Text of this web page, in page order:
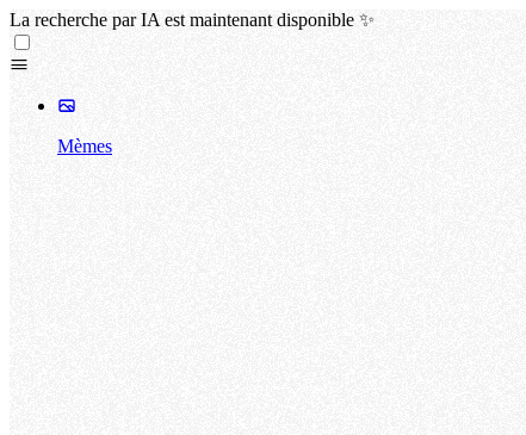
La recherche par IA est maintenant disponible ✨
Mèmes